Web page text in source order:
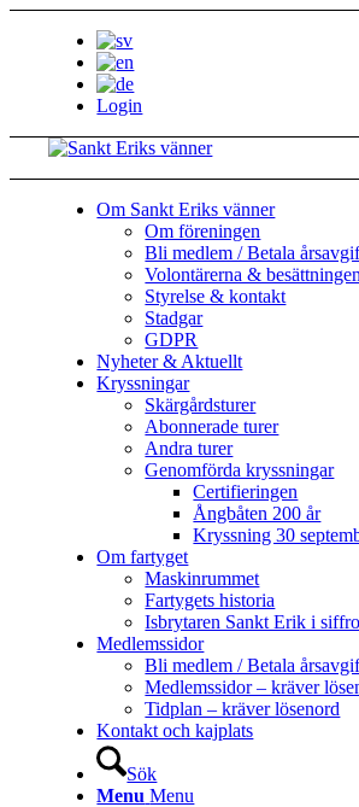
Login
Om Sankt Eriks vänner
Om föreningen
Bli medlem / Betala
Volontärerna & besättningen
Styrelse & kontakt
Stadgar
GDPR
Nyheter & Aktuellt
Kryssningar
Skärgårdsturer
Abonnerade turer
Andra turer
Genomförda kryssningar
Certifieringen
Ångbåten 200 år
Kryssning 30
Om fartyget
Maskinrummet
Fartygets historia
Isbrytaren Sankt Erik i
Medlemssidor
Bli medlem / Betala
Medlemssidor – kräver
Tidplan – kräver lösenord
Kontakt och kajplats
Sök
Menu Menu